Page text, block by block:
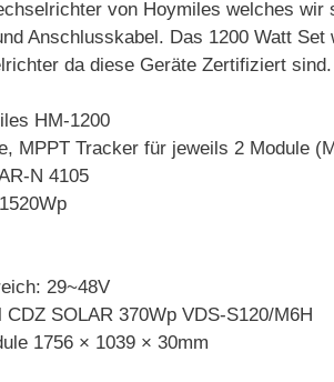
von Hoymiles welches
Anschlusskabel. Das 1200 Watt
da diese Geräte Zertifiziert sind.
HM-1200
MPPT Tracker für jeweils 2 Module
N 4105
29~48V
CDZ SOLAR 370Wp VDS-S120/M6H
1756 × 1039 × 30mm